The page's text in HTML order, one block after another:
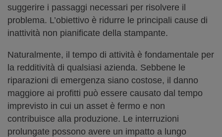
suggerire i passaggi necessari per risolvere il
problema. L’obiettivo è ridurre le principali cause di
inattività non pianificate della stampante.
Naturalmente, il tempo di attività è fondamentale per
la redditività di qualsiasi azienda. Sebbene le
riparazioni di emergenza siano costose, il danno
maggiore ai profitti può essere causato dal tempo
imprevisto in cui un asset è fermo e non
contribuisce alla produzione. Le interruzioni
prolungate possono avere un impatto a lungo